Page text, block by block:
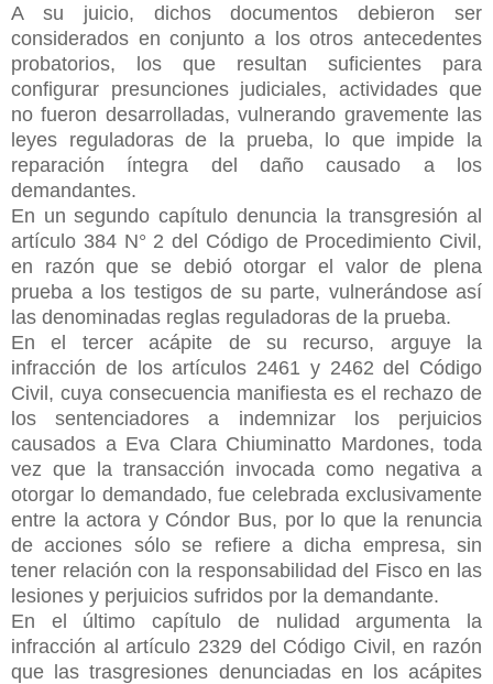
A su juicio, dichos documentos debieron ser
considerados en conjunto a los otros antecedentes
probatorios, los que resultan suficientes para
configurar presunciones judiciales, actividades que
no fueron desarrolladas, vulnerando gravemente las
leyes reguladoras de la prueba, lo que impide la
reparación íntegra del daño causado a los
demandantes.
En un segundo capítulo denuncia la transgresión al
artículo 384 N° 2 del Código de Procedimiento Civil,
en razón que se debió otorgar el valor de plena
prueba a los testigos de su parte, vulnerándose así
las denominadas reglas reguladoras de la prueba.
En el tercer acápite de su recurso, arguye la
infracción de los artículos 2461 y 2462 del Código
Civil, cuya consecuencia manifiesta es el rechazo de
los sentenciadores a indemnizar los perjuicios
causados a Eva Clara Chiuminatto Mardones, toda
vez que la transacción invocada como negativa a
otorgar lo demandado, fue celebrada exclusivamente
entre la actora y Cóndor Bus, por lo que la renuncia
de acciones sólo se refiere a dicha empresa, sin
tener relación con la responsabilidad del Fisco en las
lesiones y perjuicios sufridos por la demandante.
En el último capítulo de nulidad argumenta la
infracción al artículo 2329 del Código Civil, en razón
que las trasgresiones denunciadas en los acápites